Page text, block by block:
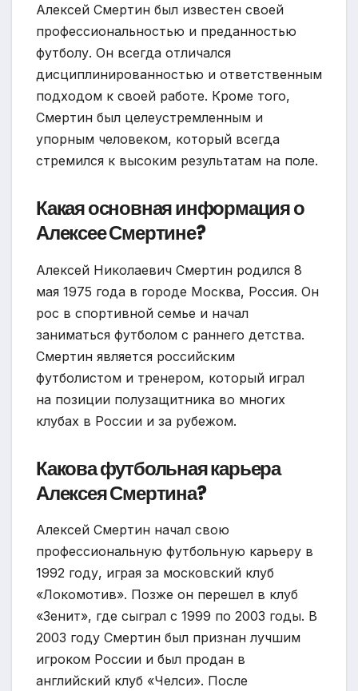
Алексей Смертин был известен своей
профессиональностью и преданностью
футболу. Он всегда отличался
дисциплинированностью и ответственным
подходом к своей работе. Кроме того,
Смертин был целеустремленным и
упорным человеком, который всегда
стремился к высоким результатам на поле.
Какая основная информация о
Алексее Смертине?
Алексей Николаевич Смертин родился 8
мая 1975 года в городе Москва, Россия. Он
рос в спортивной семье и начал
заниматься футболом с раннего детства.
Смертин является российским
футболистом и тренером, который играл
на позиции полузащитника во многих
клубах в России и за рубежом.
Какова футбольная карьера
Алексея Смертина?
Алексей Смертин начал свою
профессиональную футбольную карьеру в
1992 году, играя за московский клуб
«Локомотив». Позже он перешел в клуб
«Зенит», где сыграл с 1999 по 2003 годы. В
2003 году Смертин был признан лучшим
игроком России и был продан в
английский клуб «Челси». После